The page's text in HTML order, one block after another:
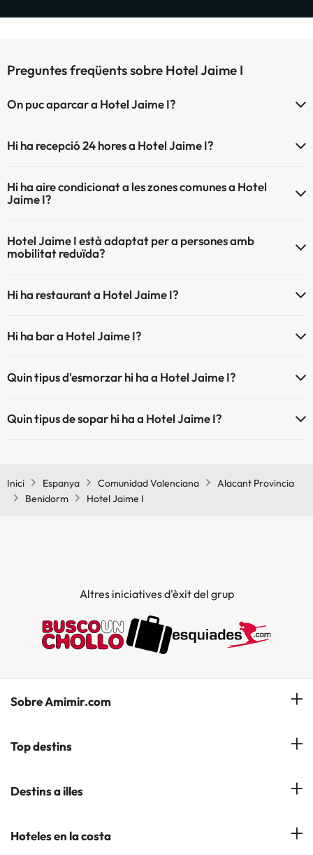
Preguntes freqüents sobre Hotel Jaime I
On puc aparcar a Hotel Jaime I?
(sota disponibilitat):
Hi ha recepció 24 hores a Hotel Jaime I?
Hi ha aire condicionat a les zones comunes a Hotel
Jaime I?
Hotel Jaime I està adaptat per a persones amb
mobilitat reduïda?
Hi ha restaurant a Hotel Jaime I?
Hi ha bar a Hotel Jaime I?
Quin tipus d'esmorzar hi ha a Hotel Jaime I?
Quin tipus de sopar hi ha a Hotel Jaime I?
Inici Espanya Comunidad Valenciana
Alacant Provincia
Benidorm
Hotel Jaime I
Altres iniciatives d'èxit del grup
Sobre Amimir.com
¿Qui som?
Opinions
Top destins
Hotels a Salou
Hotels a Andorra la Vella
Destins a illes
Hotels a les Illes Balears
Hoteles en la costa